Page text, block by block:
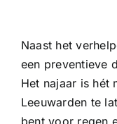
Naast het
een preventieve
Het najaar is hét
Leeuwarden te
bent voor regen